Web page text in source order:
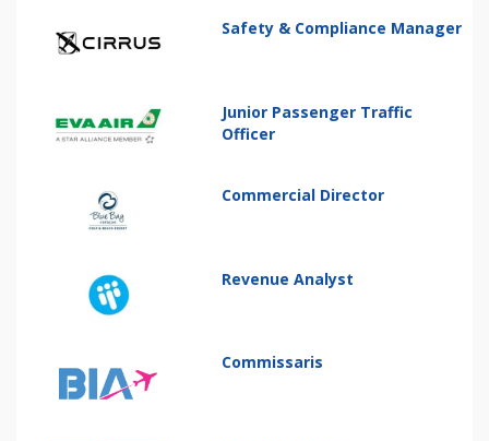
Safety & Compliance Manager
Junior Passenger Traffic
Officer
Commercial Director
Revenue Analyst
Commissaris